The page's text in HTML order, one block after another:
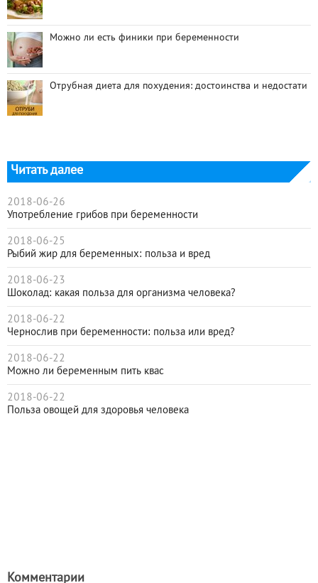
Можно ли есть финики при беременности
Отрубная диета для похудения: достоинства и недостати
Читать далее
2018-06-26
Употребление грибов при беременности
2018-06-25
Рыбий жир для беременных: польза и вред
2018-06-23
Шоколад: какая польза для организма человека?
2018-06-22
Чернослив при беременности: польза или вред?
2018-06-22
Можно ли беременным пить квас
2018-06-22
Польза овощей для здоровья человека
Комментарии